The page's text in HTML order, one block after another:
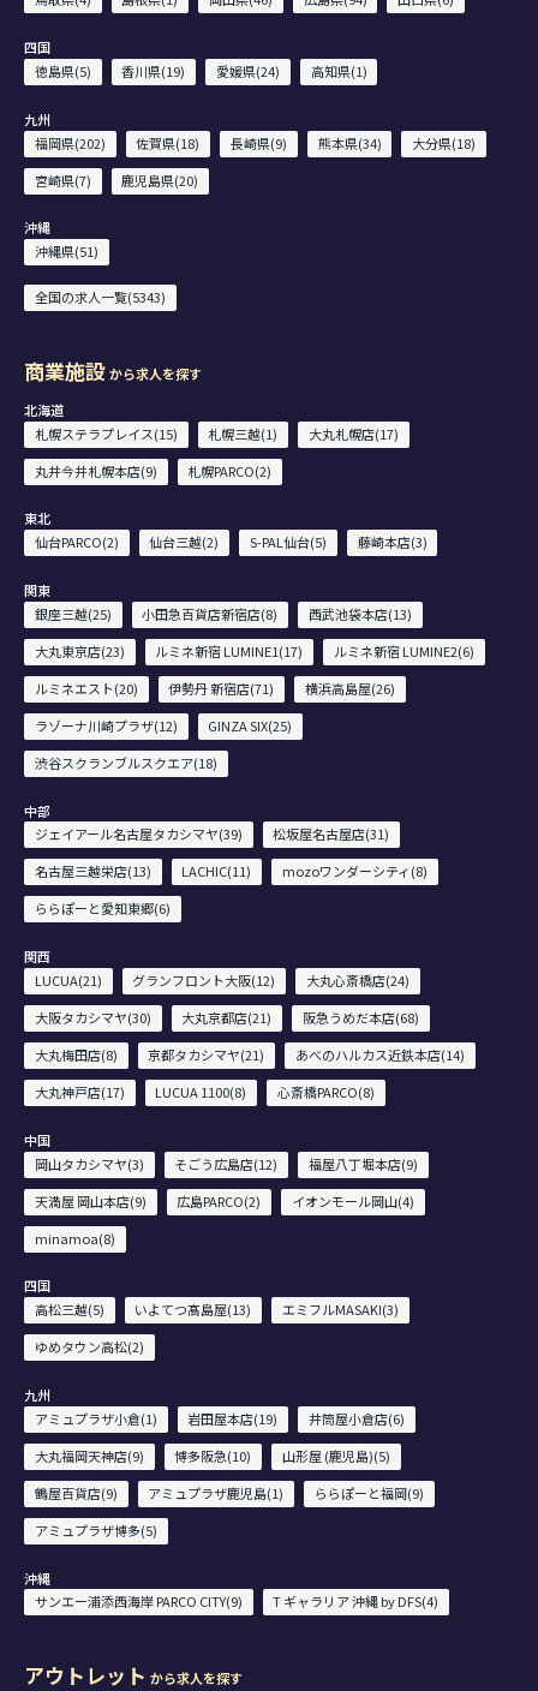
四国
徳島県(5)
香川県(19) 愛媛県(24) 高知県(1)
九州
福岡県(202)
佐賀県(18) 長崎県(9) 熊本県(34)
大分県(18)
宮崎県(7)
鹿児島県(20)
沖縄
沖縄県(51)
全国の求人一覧(5343)
商業施設から求人を探す
北海道
札幌ステラプレイス(15)
札幌三越(1)
大丸札幌店(17)
丸井今井札幌本店(9)
札幌PARCO(2)
東北
仙台PARCO(2)
仙台三越(2) S-PAL仙台(5) 藤崎本店(3)
関東
銀座三越(25)
小田急百貨店新宿店(8)
西武池袋本店(13)
大丸東京店(23)
ルミネ新宿 LUMINE1(17)
ルミネ新宿 LUMINE2(6)
ルミネエスト(20)
伊勢丹 新宿店(71)
横浜高島屋(26)
ラゾーナ川崎プラザ(12)
GINZA SIX(25)
渋谷スクランブルスクエア(18)
中部
ジェイアール名古屋タカシマヤ(39)
松坂屋名古屋店(31)
名古屋三越栄店(13)
LACHIC(11)
mozoワンダーシティ(8)
ららぽーと愛知東郷(6)
関西
LUCUA(21)
グランフロント大阪(12)
大丸心斎橋店(24)
大阪タカシマヤ(30)
大丸京都店(21)
阪急うめだ本店(68)
大丸梅田店(8)
京都タカシマヤ(21)
あべのハルカス近鉄本店(14)
大丸神戸店(17)
LUCUA 1100(8) 心斎橋PARCO(8)
中国
岡山タカシマヤ(3)
そごう広島店(12)
福屋八丁堀本店(9)
天満屋 岡山本店(9)
広島PARCO(2)
イオンモール岡山(4)
minamoa(8)
四国
高松三越(5)
いよてつ髙島屋(13)
エミフルMASAKI(3)
ゆめタウン高松(2)
九州
アミュプラザ小倉(1)
岩田屋本店(19)
井筒屋小倉店(6)
大丸福岡天神店(9)
博多阪急(10)
山形屋 (鹿児島)(5)
鶴屋百貨店(9)
アミュプラザ鹿児島(1)
ららぽーと福岡(9)
アミュプラザ博多(5)
沖縄
サンエー浦添西海岸 PARCO CITY(9)
T ギャラリア 沖縄 by DFS(4)
アウトレット から求人を探す